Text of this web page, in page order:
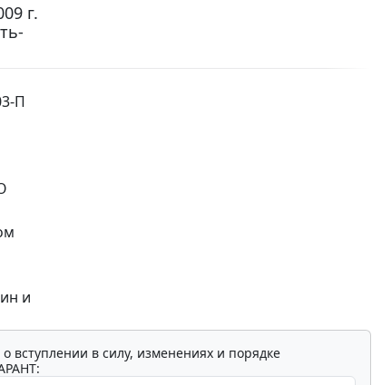
г.
П
и
вступлении в силу, изменениях и порядке